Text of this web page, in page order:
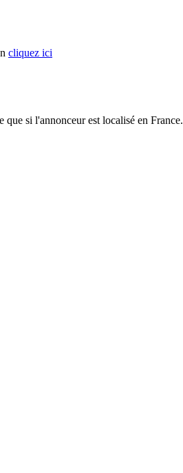
cliquez ici
que si l'annonceur est localisé en France.